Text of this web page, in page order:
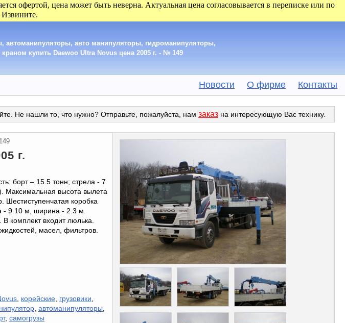
офертой, цена может быть неверна. Актуальная цена согласовывается в переписке или по
Извините.
авто манипуляторы, гидроманипуляторы,
купить Daewoo Ultra Novus цена 2005 г. - № 149
Новости О фирме Контакты
Не нашли то, что нужно? Отправьте, пожалуйста, нам заказ на интересующую Вас технику.
г.
борт – 15.5 тонн; стрела - 7
Максимальная высота вылета
Шестиступенчатая коробка
- 9.10 м, ширина - 2.3 м.
В комплект входит люлька.
масел, фильтров.
, корейские, грузовики,
, автоманипуляторы,
, самогрузы